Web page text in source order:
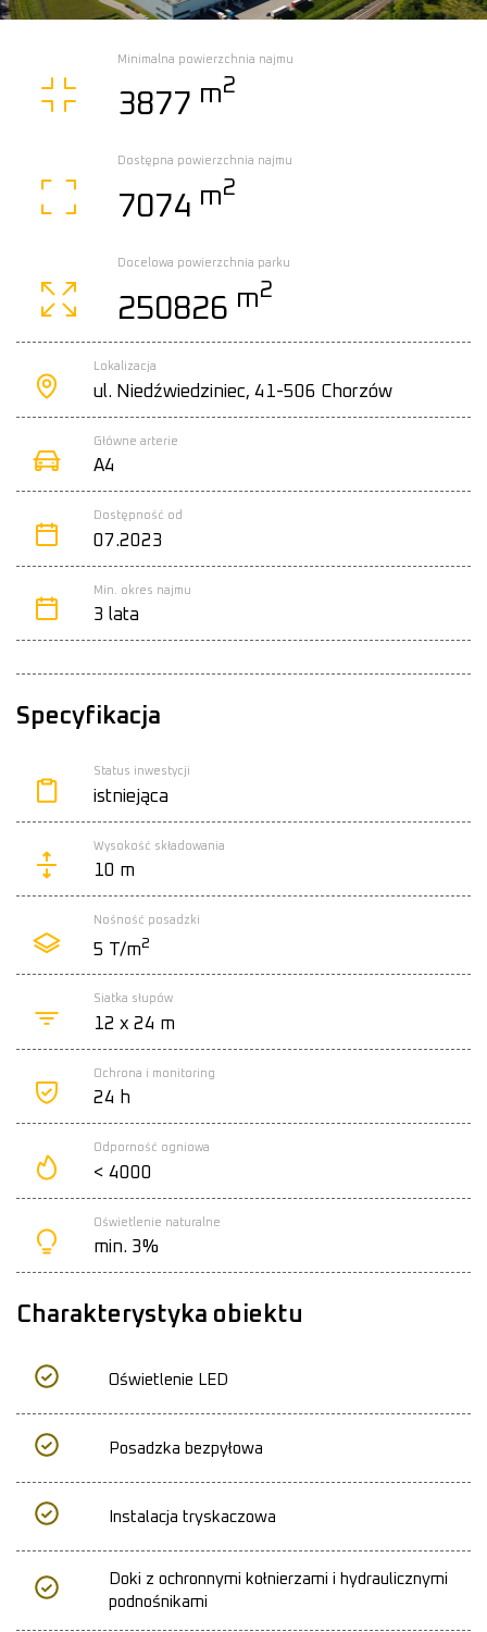
Minimalna powierzchnia najmu
3877 m2
Dostępna powierzchnia najmu
7074 m2
Docelowa powierzchnia parku
250826 m2
Lokalizacja
ul. Niedźwiedziniec, 41-506 Chorzów
Główne arterie
A4
Dostępność od
07.2023
Min. okres najmu
3 lata
Specyfikacja
Status inwestycji
istniejąca
Wysokość składowania
10 m
Nośność posadzki
5 T/m2
Siatka słupów
12 x 24 m
Ochrona i monitoring
24 h
Odporność ogniowa
< 4000
Oświetlenie naturalne
min. 3%
Charakterystyka obiektu
Oświetlenie LED
Posadzka bezpyłowa
Instalacja tryskaczowa
Doki z ochronnymi kołnierzami i hydraulicznymi
podnośnikami